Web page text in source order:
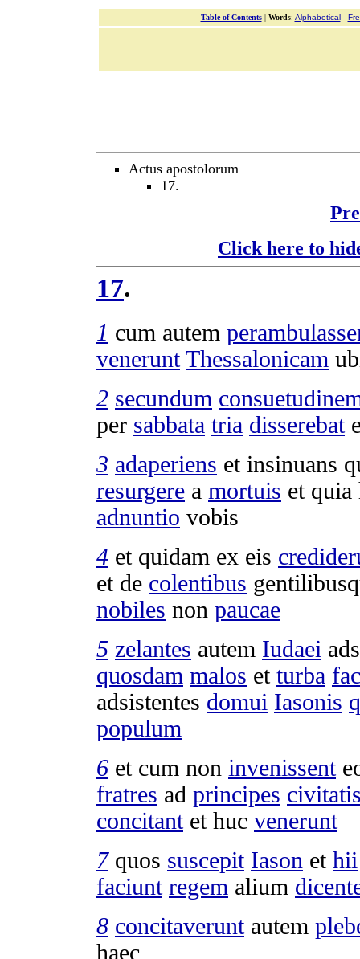
Table of Contents| Words: Alphabetical-
Actus apostolorum
17.
Click here to
17.
1 cum autem
venerunt Thessalonicam
2 secundum
per sabbata tria disserebat
3 adaperiens et insinuans
resurgere a mortuis et
adnuntio vobis
4 et quidam ex eis
et de colentibus
nobiles non paucae
5 zelantes autem Iudaei
quosdam malos et turba
adsistentes domui Iasonis
populum
6 et cum non invenissent
fratres ad principes
concitantet huc venerunt
7quos suscepit Iason et hii
faciunt regem alium
8 concitaveruntautem
haec